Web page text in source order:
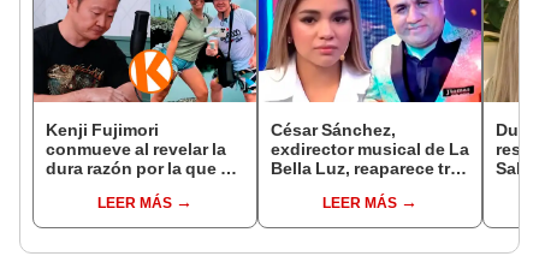
Kenji Fujimori
conmueve al revelar la
dura razón por la que no
esposa Erika Muñóz: "El
proceso judicial"
LEER MÁS
César Sánchez,
exdirector musical de La
Bella Luz, reaparece tras
Saldaña con polémico
pedido: "Pido respetar
LEER MÁS
me